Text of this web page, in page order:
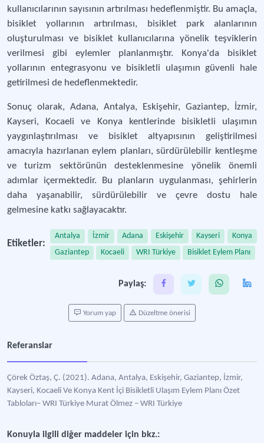
kullanıcılarının sayısının artırılması hedeflenmiştir. Bu amaçla,
bisiklet yollarının artırılması, bisiklet park alanlarının
oluşturulması ve bisiklet kullanıcılarına yönelik teşviklerin
verilmesi gibi eylemler planlanmıştır. Konya'da bisiklet
yollarının entegrasyonu ve bisikletli ulaşımın güvenli hale
getirilmesi de hedeflenmektedir.
Sonuç olarak, Adana, Antalya, Eskişehir, Gaziantep, İzmir,
Kayseri, Kocaeli ve Konya kentlerinde bisikletli ulaşımın
yaygınlaştırılması ve bisiklet altyapısının geliştirilmesi
amacıyla hazırlanan eylem planları, sürdürülebilir kentleşme
ve turizm sektörünün desteklenmesine yönelik önemli
adımlar içermektedir. Bu planların uygulanması, şehirlerin
daha yaşanabilir, sürdürülebilir ve çevre dostu hale
gelmesine katkı sağlayacaktır.
Etiketler:
Antalya İzmir Adana Eskişehir Kayseri
Konya
Gaziantep
Kocaeli WRI Türkiye Bisiklet Eylem Planı
Paylaş:
Yorum yap Düzeltme önerisi
Referanslar
Çörek Öztaş, Ç. (2021). Adana, Antalya, Eskişehir, Gaziantep, İzmir,
Kayseri, Kocaeli Ve Konya Kent İçi Bisikletli Ulaşım Eylem Planı Özet
Tabloları– WRI Türkiye Murat Ölmez – WRI Türkiye
Konuyla ilgili diğer maddeler için bkz.: